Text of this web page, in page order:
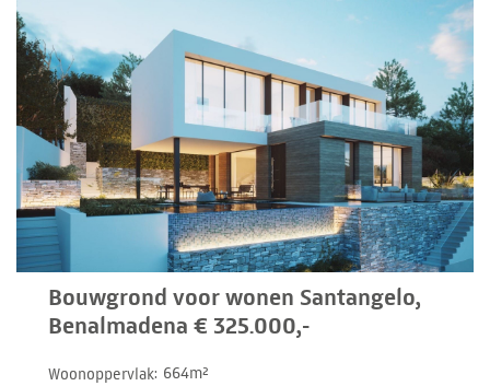
Bouwgrond voor wonen Santangelo,
Benalmadena € 325.000,-
Woonoppervlak 664m²